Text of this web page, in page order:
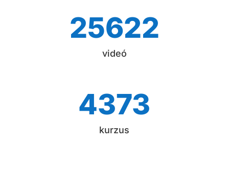
25622
videó
4373
kurzus